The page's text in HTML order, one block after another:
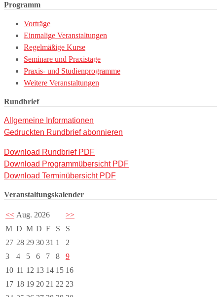
Programm
Vorträge
Einmalige Veranstaltungen
Regelmäßige Kurse
Seminare und Praxistage
Praxis- und Studienprogramme
Weitere Veranstaltungen
Rundbrief
Allgemeine Informationen
Gedruckten Rundbrief abonnieren
Download Rundbrief PDF
Download Programmübersicht PDF
Download Terminübersicht PDF
Veranstaltungskalender
<< Aug. 2026
>>
M D M D F S
S
27 28 29 30 31 1
2
3
4 5 6 7 8
9
10 11 12 13 14 15 16
17 18 19 20 21 22 23